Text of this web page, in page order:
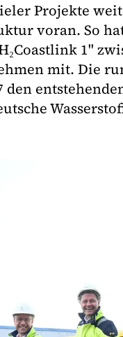
Projekte
voran. So
1"
mit. Die